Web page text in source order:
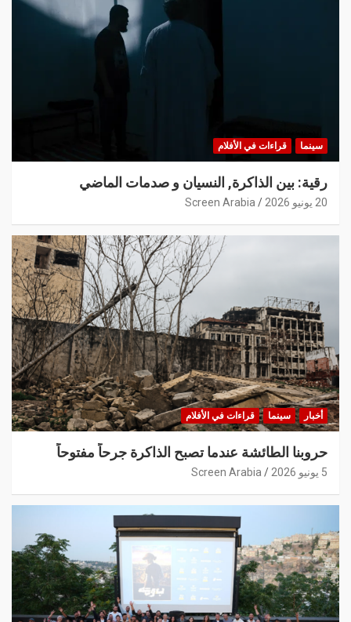
سينما قراءات في الأفلام
رقية: بين الذاكرة, النسيان و صدمات الماضي
20 يونيو 2026 Screen Arabia
أخبار سينما قراءات في الأفلام
حروبنا الطائشة عندما تصبح الذاكرة جرحاً مفتوحاً
5 يونيو 2026 Screen Arabia